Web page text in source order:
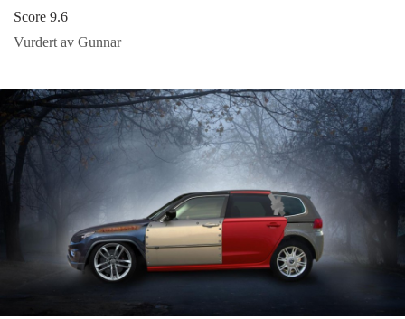
Score 9.6
Vurdert av Gunnar